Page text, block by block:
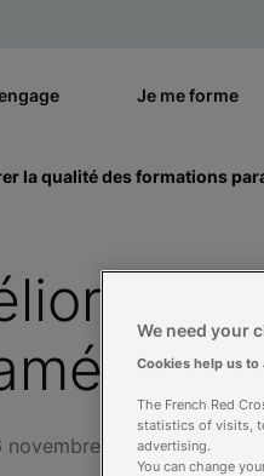
Je me forme
la qualité des formations
la
novembre 2011
We need your
Cookies help us
The French Red
statistics of visits,
advertising.
You can change